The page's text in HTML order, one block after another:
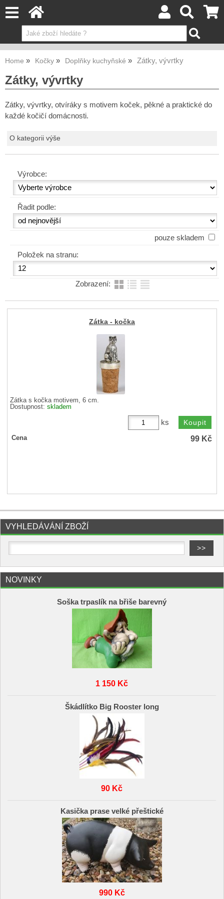
Home Kočky Doplňky kuchyňské Zátky, vývrtky
Zátky, vývrtky
Zátky, vývrtky, otvíráky s motivem koček, pěkné a praktické do
každé kočičí domácnosti.
O kategorii výše
Výrobce:
Řadit podle:
pouze skladem
Položek na stranu:
Zobrazení:
Zátka - kočka
Zátka s kočka motivem, 6 cm.
Dostupnost:skladem
ks
Cena 99 Kč
VYHLEDÁVÁNÍ ZBOŽÍ
NOVINKY
Soška trpaslík na břiše barevný
1 150 Kč
Škádlítko Big Rooster long
90 Kč
Kasička prase velké přeštické
990 Kč